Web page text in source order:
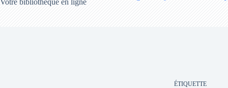
Votre bibliothèque en ligne
ÉTIQUETTE